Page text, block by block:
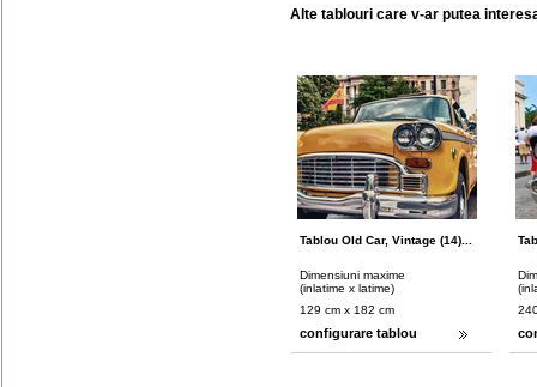
Alte tablouri care v-ar putea
Tablou Old Car, Vintage (14)...
Dimensiuni maxime
(inlatime x latime)
129 cm x 182 cm
configurare tablou